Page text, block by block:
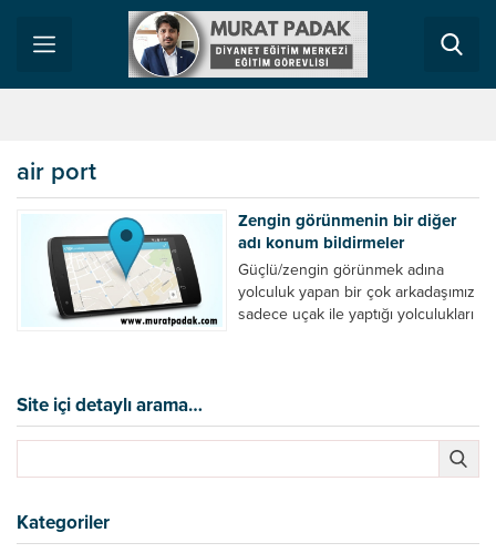
air port
Zengin görünmenin bir diğer
adı konum bildirmeler
Güçlü/zengin görünmek adına
yolculuk yapan bir çok arkadaşımız
sadece uçak ile yaptığı yolculukları
oldu. Zengin görünmenin bir diğer
adı oldu aslında bazı konum
bildirmeler Normal bir köftecide
Site içi detaylı arama…
Kategoriler